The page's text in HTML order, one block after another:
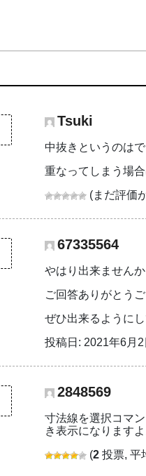
Tsuki
中抜きというのは
重なってしまう場
(まだ評価
67335564
やはり出来ませんか
ご回答ありがとうご
ぜひ出来るようにし
投稿日: 2021年6月2
2848569
寸法線を選択コマ
き表示になりますよ
(2 投票, 平